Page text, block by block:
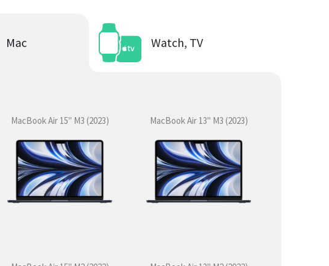
Mac
MacBook Air 15" M3 (2023) MacBook Air 13" M3 (2023)
Watch, TV